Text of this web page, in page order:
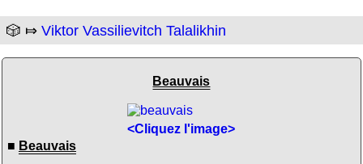
🎲 ⤇ Viktor Vassilievitch Talalikhin
Beauvais
<Cliquez l'image>
■ Beauvais